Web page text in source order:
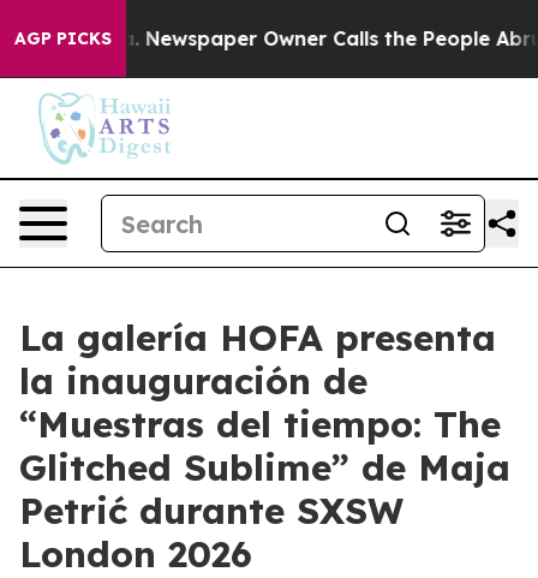
AGP PICKSNewspaper Owner Calls the People
La galería HOFA presenta
la inauguración de
“Muestras del tiempo: The
Glitched Sublime” de Maja
Petrić durante SXSW
London 2026